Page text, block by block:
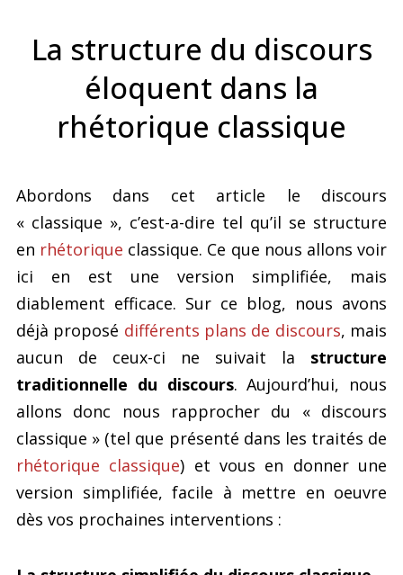
La structure du discours
éloquent dans la
rhétorique classique
Abordons dans cet article le discours
« classique », c’est-a-dire tel qu’il se structure
en rhétorique classique. Ce que nous allons voir
ici en est une version simplifiée, mais
diablement efficace. Sur ce blog, nous avons
déjà proposé différents plans de discours, mais
aucun de ceux-ci ne suivait la structure
traditionnelle du discours. Aujourd’hui, nous
allons donc nous rapprocher du « discours
classique » (tel que présenté dans les traités de
rhétorique classique) et vous en donner une
version simplifiée, facile à mettre en oeuvre
dès vos prochaines interventions :